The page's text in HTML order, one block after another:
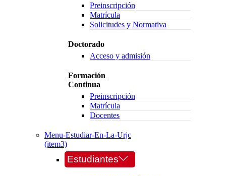
Preinscripción
Matrícula
Solicitudes y Normativa
Doctorado
Acceso y admisión
Formación
Continua
Preinscripción
Matrícula
Docentes
Menu-Estudiar-En-La-Urjc
(item3)
Estudiantes